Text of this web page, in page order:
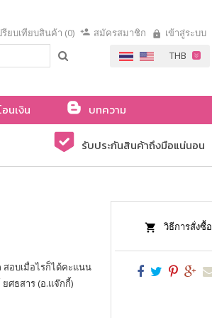
รียบเทียบสินค้า (0) สมัครสมาชิก เข้าสู่ระบบ
นเงิน
บทความ
รับประกันสินค้าถึงมือแน่นอน
อบเมื่อไรก็ได้คะแนน
ศธสาร (อ.แจ๊กกี้)
วิธีการสั่งซื้อ